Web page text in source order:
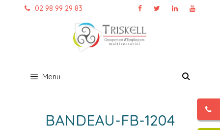
au
02 98 99 29 83
Menu
BANDEAU-FB-1204